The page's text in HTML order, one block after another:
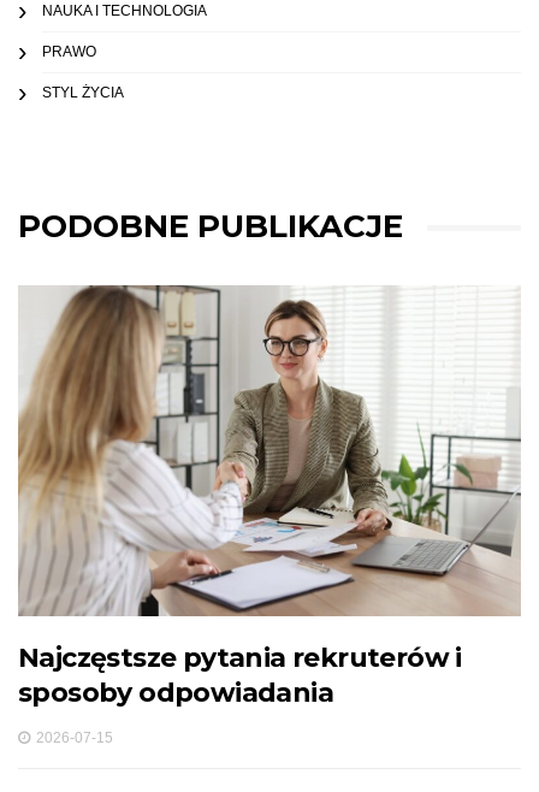
NAUKA I TECHNOLOGIA
PRAWO
STYL ŻYCIA
PODOBNE PUBLIKACJE
Najczęstsze pytania rekruterów i
sposoby odpowiadania
2026-07-15